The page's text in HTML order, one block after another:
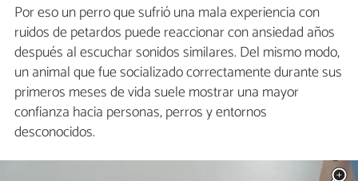
Por eso un perro que sufrió una mala experiencia con
ruidos de petardos puede reaccionar con ansiedad años
después al escuchar sonidos similares. Del mismo modo,
un animal que fue socializado correctamente durante sus
primeros meses de vida suele mostrar una mayor
confianza hacia personas, perros y entornos
desconocidos.